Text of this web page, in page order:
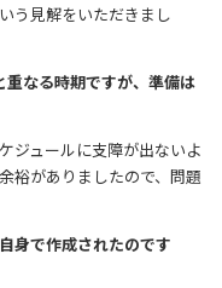
う見解をいただきまし
なる時期ですが、準備は
ジュールに支障が出ないよ
裕がありましたので、問題
身で作成されたのです